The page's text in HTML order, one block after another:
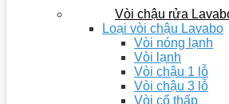
Vòi chậu rửa
Loại vòi chậu Lavabo
Vòi nóng lạnh
Vòi lạnh
Vòi chậu 1 lỗ
Vòi chậu 3 lỗ
Vòi cổ thấp